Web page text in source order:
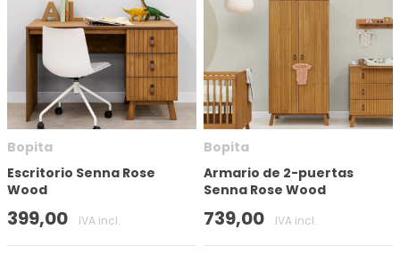
Bopita
Escritorio Senna Rose
Wood
399,00 IVA incl.
Bopita
Armario de 2-puertas
Senna Rose Wood
739,00 IVA incl.